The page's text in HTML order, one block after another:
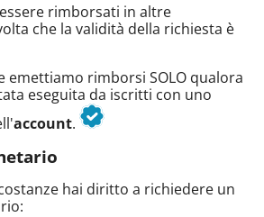
rimborsati in altre
che la validità della richiesta è
emettiamo rimborsi SOLO qualora
eseguita da iscritti con uno
account.
hai diritto a richiedere un